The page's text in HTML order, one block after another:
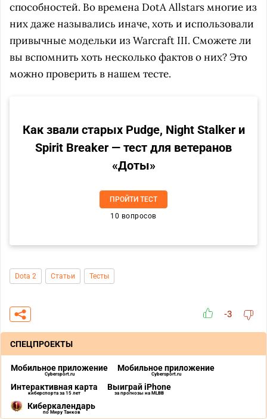
способностей. Во времена DotA Allstars многие из
них даже назывались иначе, хоть и использовали
привычные модельки из Warcraft III. Сможете ли
вы вспомнить хоть несколько фактов о них? Это
можно проверить в нашем тесте.
Как звали старых Pudge, Night Stalker и
Spirit Breaker — тест для ветеранов
«Доты»
ПРОЙТИ ТЕСТ
10 вопросов
Dota 2 Статьи Тесты
-3
СПЕЦПРОЕКТЫ
Мобильное приложение
Cybersport.ru
Мобильное приложение
Cybersport.ru
Интерактивная карта
киберспорта за 15 лет
Выиграй iPhone
за прогнозы на MLBB
Киберкалендарь
по Миру Танков